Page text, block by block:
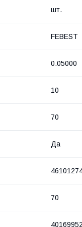
шт.
FEBEST
0.05000
10
70
Да
70